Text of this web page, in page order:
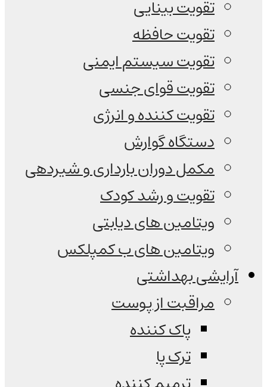
تقویت بینایی
تقویت حافظه
تقویت سیستم ایمنی
تقویت قوای جنسی
تقویت کننده و انرژی
دستگاه گوارش
مکمل دوران بارداری و شیردهی
تقویت و رشد کودک
ویتامین های دیابتی
ویتامین های ب کمپلکس
آرایشی بهداشتی
مراقبت از پوست
پاک کننده
ترک پا